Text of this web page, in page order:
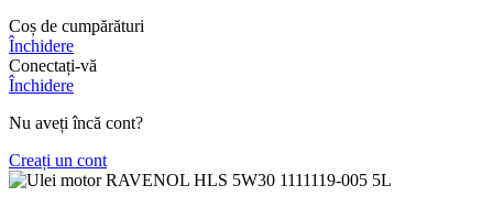
Coș de cumpărături
Închidere
Conectați-vă
Închidere
Nu aveți încă cont?
Creați un cont